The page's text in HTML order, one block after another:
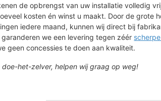
de opbrengst van uw installatie volledig
kosten én winst u maakt. Door de grote
iedere maand, kunnen wij direct bij
garanderen we een levering tegen zéér
geen concessies te doen aan kwaliteit.
doe-het-zelver, helpen wij graag op weg!